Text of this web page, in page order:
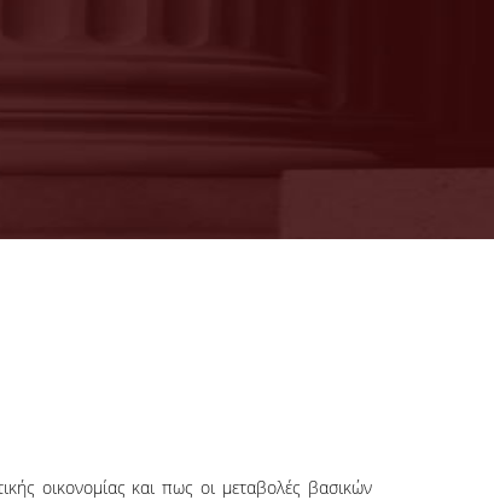
οικονομίας και πως οι μεταβολές βασικών